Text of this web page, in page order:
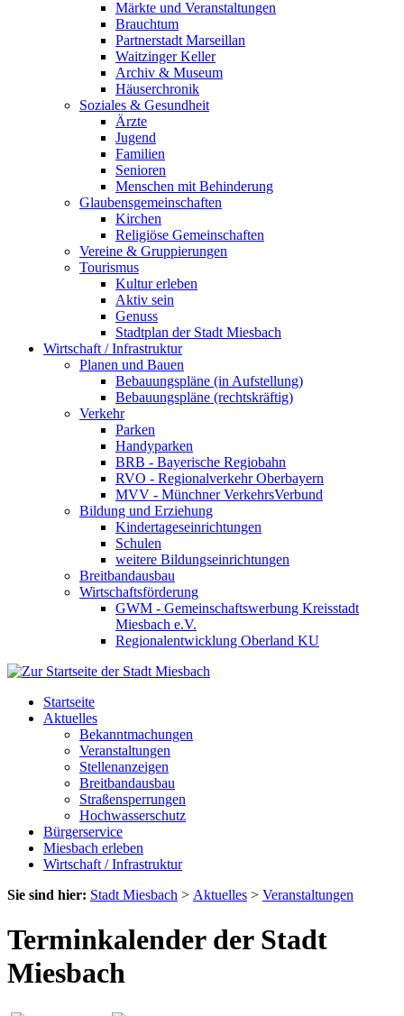
Märkte und Veranstaltungen
Brauchtum
Partnerstadt Marseillan
Waitzinger Keller
Archiv & Museum
Häuserchronik
Soziales & Gesundheit
Ärzte
Jugend
Familien
Senioren
Menschen mit Behinderung
Glaubensgemeinschaften
Kirchen
Religiöse Gemeinschaften
Vereine & Gruppierungen
Tourismus
Kultur erleben
Aktiv sein
Genuss
Stadtplan der Stadt Miesbach
Wirtschaft / Infrastruktur
Planen und Bauen
Bebauungspläne (in Aufstellung)
Bebauungspläne (rechtskräftig)
Verkehr
Parken
Handyparken
BRB - Bayerische Regiobahn
RVO - Regionalverkehr Oberbayern
MVV - Münchner VerkehrsVerbund
Bildung und Erziehung
Kindertageseinrichtungen
Schulen
weitere Bildungseinrichtungen
Breitbandausbau
Wirtschaftsförderung
GWM - Gemeinschaftswerbung Kreisstadt
Miesbach e.V.
Regionalentwicklung Oberland KU
Startseite
Aktuelles
Bekanntmachungen
Veranstaltungen
Stellenanzeigen
Breitbandausbau
Straßensperrungen
Hochwasserschutz
Bürgerservice
Miesbach erleben
Wirtschaft / Infrastruktur
Sie sind hier: Stadt Miesbach > Aktuelles > Veranstaltungen
Terminkalender der Stadt
Miesbach